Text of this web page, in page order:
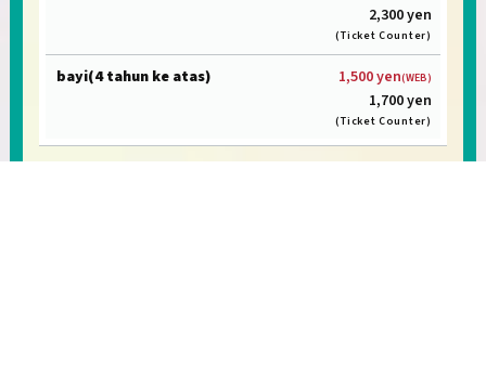
2,300 yen
(Ticket Counter)
1,500 yen(WEB)
1,700 yen
(Ticket Counter)